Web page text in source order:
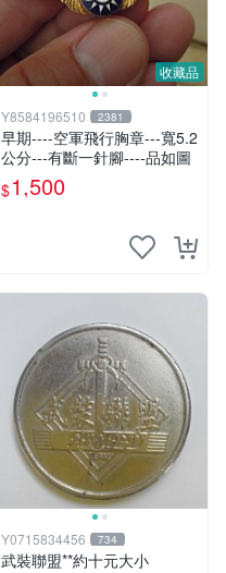
收藏品
Y8584196510 2381
早期----空軍飛行胸章---寬5.2
公分---有斷一針腳----品如圖
$1,500
Y0715834456 734
武裝聯盟**約十元大小